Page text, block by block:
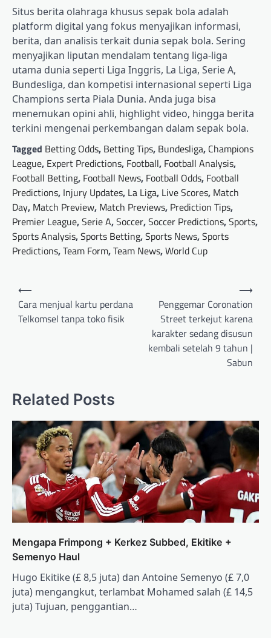
Situs berita olahraga khusus sepak bola adalah
platform digital yang fokus menyajikan informasi,
berita, dan analisis terkait dunia sepak bola. Sering
menyajikan liputan mendalam tentang liga-liga
utama dunia seperti Liga Inggris, La Liga, Serie A,
Bundesliga, dan kompetisi internasional seperti Liga
Champions serta Piala Dunia. Anda juga bisa
menemukan opini ahli, highlight video, hingga berita
terkini mengenai perkembangan dalam sepak bola.
Tagged Betting Odds, Betting Tips, Bundesliga, Champions
League, Expert Predictions, Football, Football Analysis,
Football Betting, Football News, Football Odds, Football
Predictions, Injury Updates, La Liga, Live Scores, Match
Day, Match Preview, Match Previews, Prediction Tips,
Premier League,Serie A,Soccer,Soccer Predictions,Sports,
Sports Analysis,Sports Betting,Sports News,Sports
Predictions,Team Form,Team News,World Cup
Post
navigation
⟵
Cara menjual kartu perdana
Telkomsel tanpa toko fisik
Penggemar Coronation
Street terkejut karena
karakter sedang disusun
kembali setelah 9 tahun |
Sabun
⟶
Related Posts
Mengapa Frimpong + Kerkez Subbed, Ekitike +
Semenyo Haul
Hugo Ekitike (£ 8,5 juta) dan Antoine Semenyo (£ 7,0
juta) mengangkut, terlambat Mohamed salah (£ 14,5
juta) Tujuan, penggantian…